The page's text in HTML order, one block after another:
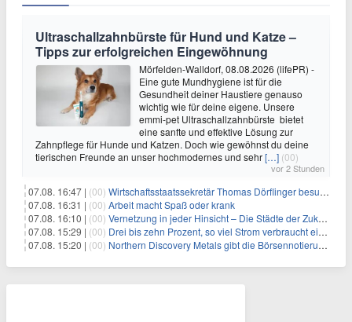
Ultraschallzahnbürste für Hund und Katze –
Tipps zur erfolgreichen Eingewöhnung
Mörfelden-Walldorf, 08.08.2026 (lifePR) -
Eine gute Mundhygiene ist für die
Gesundheit deiner Haustiere genauso
wichtig wie für deine eigene. Unsere
emmi-pet Ultraschallzahnbürste bietet
eine sanfte und effektive Lösung zur
Zahnpflege für Hunde und Katzen. Doch wie gewöhnst du deine
tierischen Freunde an unser hochmodernes und sehr[…] (00)
vor 2 Stunden
07.08. 16:47 | (00) Wirtschaftsstaatssekretär Thomas Dörflinger besucht Handwerksbetrieb im Kammerbezirk Freiburg
07.08. 16:31 | (00) Arbeit macht Spaß oder krank
07.08. 16:10 | (00) Vernetzung in jeder Hinsicht – Die Städte der Zukunft sind grün-blau
07.08. 15:29 | (00) Drei bis zehn Prozent, so viel Strom verbraucht ein Aufzug im Gebäude
07.08. 15:20 | (00) Northern Discovery Metals gibt die Börsennotierung an der Frankfurter Wertpapierbörse bekannt